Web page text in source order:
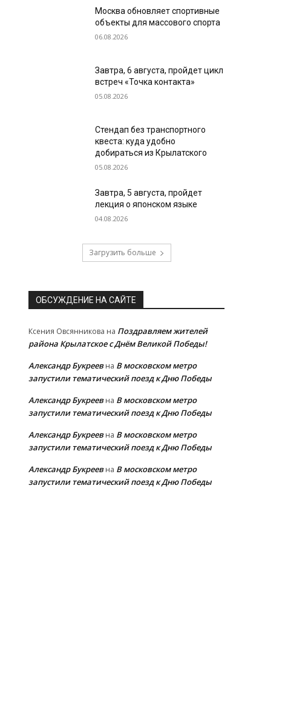
Москва обновляет спортивные
объекты для массового спорта
06.08.2026
Завтра, 6 августа, пройдет цикл
встреч «Точка контакта»
05.08.2026
Стендап без транспортного
квеста: куда удобно
добираться из Крылатского
05.08.2026
Завтра, 5 августа, пройдет
лекция о японском языке
04.08.2026
Загрузить больше
ОБСУЖДЕНИЕ НА САЙТЕ
Ксения Овсянникова на Поздравляем жителей
района Крылатское с Днём Великой Победы!
Александр Букреевна В московском метро
запустили тематический поезд к Дню Победы
Александр Букреевна В московском метро
запустили тематический поезд к Дню Победы
Александр Букреевна В московском метро
запустили тематический поезд к Дню Победы
Александр Букреевна В московском метро
запустили тематический поезд к Дню Победы